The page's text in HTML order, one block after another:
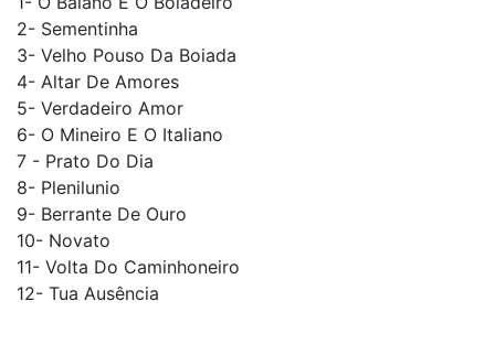
2- Sementinha
3- Velho Pouso Da Boiada
4- Altar De Amores
5- Verdadeiro Amor
6- O Mineiro E O Italiano
7 - Prato Do Dia
8- Plenilunio
9- Berrante De Ouro
10- Novato
11- Volta Do Caminhoneiro
12- Tua Ausência